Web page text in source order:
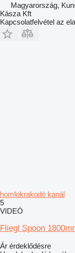
Magyarország,
Kásza Kft
Kapcsolatfelvétel az
homlokrakodó kanál
5
VIDEÓ
Fliegl Spoon
Ár érdeklődésre